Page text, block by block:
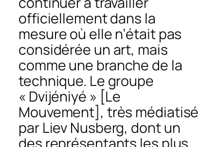
officiellement dans la
mesure où elle n’était pas
considérée un art, mais
comme une branche de la
technique. Le groupe
« Dvijéniyé » [Le
Mouvement], très médiatisé
par Liev Nusberg, dont un